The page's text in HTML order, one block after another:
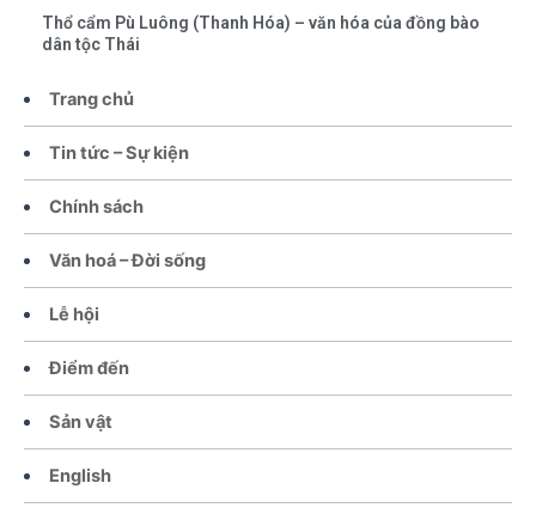
Trang chủ
Tin tức – Sự kiện
Chính sách
Văn hoá – Đời sống
Lễ hội
Điểm đến
Sản vật
English
Thổ cẩm Pù Luông (Thanh Hóa) – văn hóa của đồng bào
dân tộc Thái